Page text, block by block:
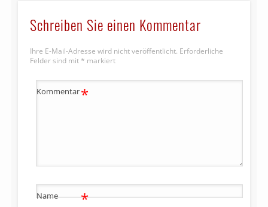
Schreiben Sie einen Kommentar
Ihre E-Mail-Adresse wird nicht veröffentlicht. Erforderliche
Felder sind mit * markiert
Kommentar*
Name *